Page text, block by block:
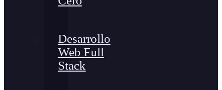
Desarrollo
Web Full
Stack